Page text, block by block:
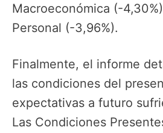
Macroeconómica (-
Personal (-3,96%).
Finalmente, el informe
las condiciones del
expectativas a futuro
Las Condiciones